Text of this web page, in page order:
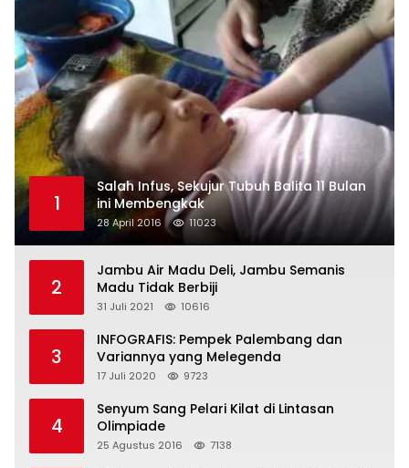
1
Salah Infus, Sekujur Tubuh Balita 11 Bulan
ini Membengkak
28 April 2016 11023
2
Jambu Air Madu Deli, Jambu Semanis
Madu Tidak Berbiji
31 Juli 2021 10616
3
INFOGRAFIS: Pempek Palembang dan
Variannya yang Melegenda
17 Juli 2020 9723
4
Senyum Sang Pelari Kilat di Lintasan
Olimpiade
25 Agustus 2016 7138